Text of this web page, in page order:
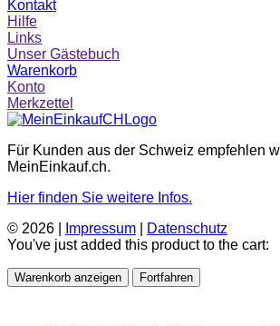
Kontakt
Hilfe
Links
Unser Gästebuch
Warenkorb
Konto
Merkzettel
Für Kunden aus der Schweiz empfehlen
MeinEinkauf.ch.
Hier finden Sie weitere Infos.
© 2026 |
Impressum
Datenschutz
You've just added this product to the cart:
Warenkorb anzeigen Fortfahren